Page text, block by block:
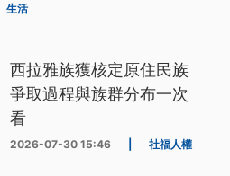
生活
西拉雅族獲核定原住民族
爭取過程與族群分布一次
看
2026-07-30 15:46 社福人權